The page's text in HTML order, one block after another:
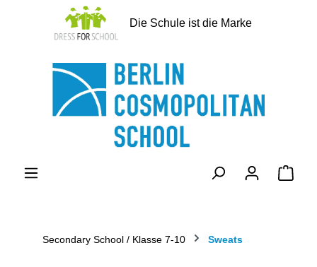
springen
Die Schule ist die Marke
Secondary School / Klasse 7-10 Sweats